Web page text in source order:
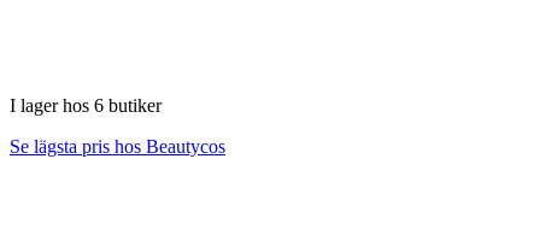
I lager hos 6 butiker
Se lägsta pris hos Beautycos